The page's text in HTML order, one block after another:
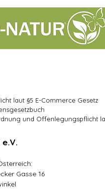
laut §5 E-Commerce Gesetz
und Offenlegungspflicht
e.V.
Gasse 16